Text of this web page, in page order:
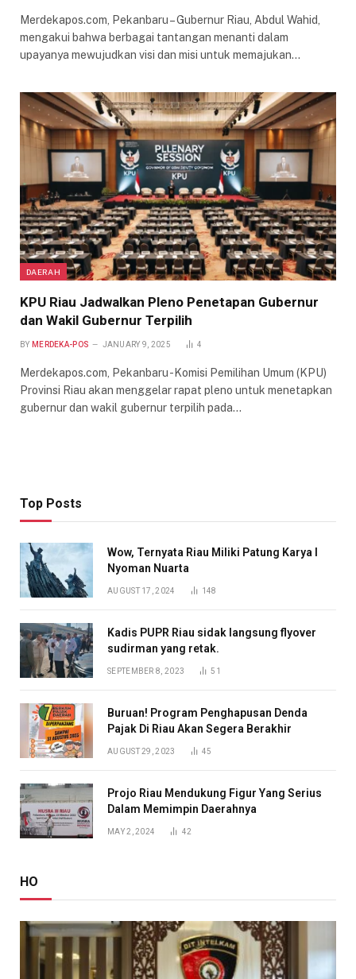
Merdekapos.com, Pekanbaru – Gubernur Riau, Abdul Wahid,
mengakui bahwa berbagai tantangan menanti dalam
upayanya mewujudkan visi dan misi untuk memajukan…
DAERAH
KPU Riau Jadwalkan Pleno Penetapan Gubernur
dan Wakil Gubernur Terpilih
BY MERDEKA-POS JANUARY 9, 2025 4
Merdekapos.com, Pekanbaru -Komisi Pemilihan Umum (KPU)
Provinsi Riau akan menggelar rapat pleno untuk menetapkan
gubernur dan wakil gubernur terpilih pada…
Top Posts
Wow, Ternyata Riau Miliki Patung Karya I
Nyoman Nuarta
AUGUST 17, 2024 148
Kadis PUPR Riau sidak langsung flyover
sudirman yang retak.
SEPTEMBER 8, 2023 51
Buruan! Program Penghapusan Denda
Pajak Di Riau Akan Segera Berakhir
AUGUST 29, 2023 45
Projo Riau Mendukung Figur Yang Serius
Dalam Memimpin Daerahnya
MAY 2, 2024 42
HO